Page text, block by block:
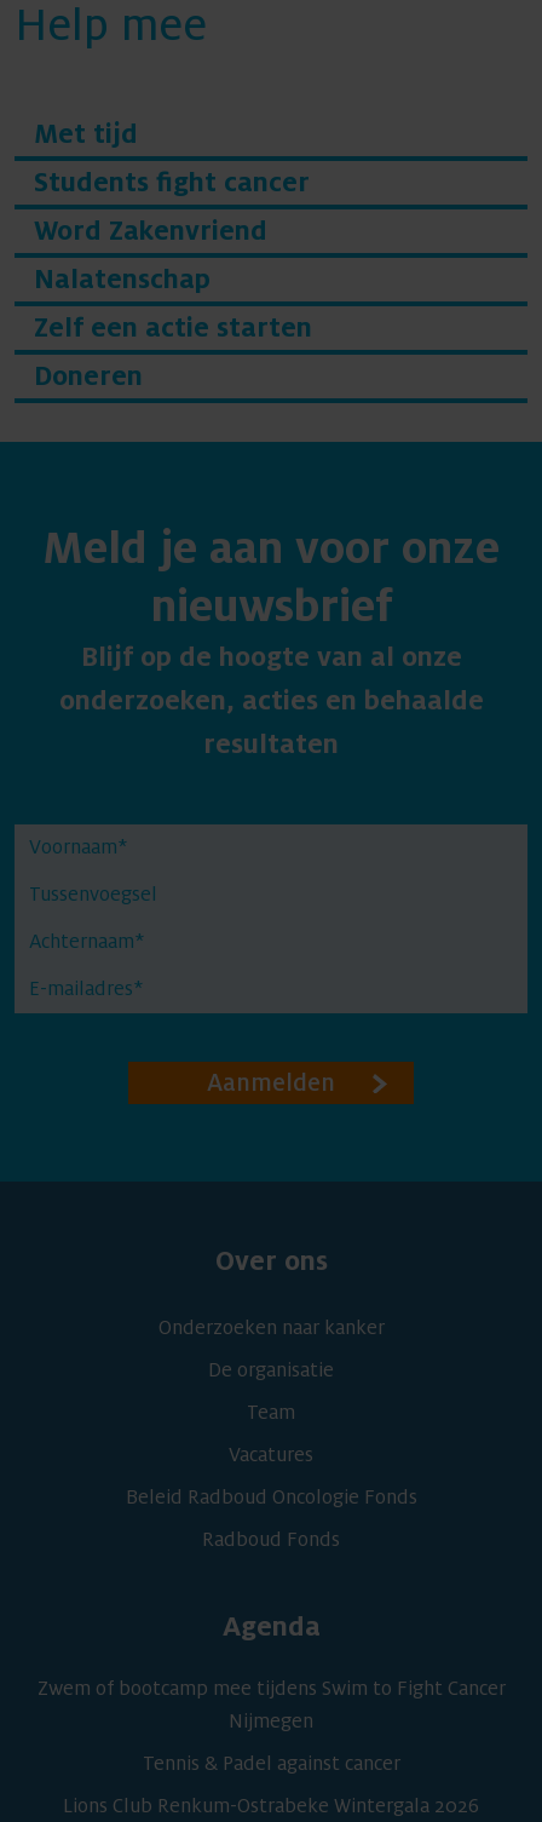
Help mee
Met tijd
Students fight cancer
Word Zakenvriend
Nalatenschap
Zelf een actie starten
Doneren
Meld je aan voor onze
nieuwsbrief
Blijf op de hoogte van al onze
onderzoeken, acties en behaalde
resultaten
Aanmelden
Over ons
Onderzoeken naar kanker
De organisatie
Team
Vacatures
Beleid Radboud Oncologie Fonds
Radboud Fonds
Agenda
Zwem of bootcamp mee tijdens Swim to Fight Cancer
Nijmegen
Tennis & Padel against cancer
Lions Club Renkum-Ostrabeke Wintergala 2026